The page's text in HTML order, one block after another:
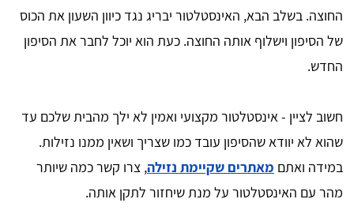
החוצה. בשלב הבא, האינסטלטור יבריג נגד כיוון השעון את הכוס
של הסיפון וישלוף אותה החוצה. כעת הוא יוכל לחבר את הסיפון
החדש.
חשוב לציין - אינסטלטור מקצועי ואמין לא ילך מהבית שלכם עד
שהוא לא יוודא שהסיפון עובד כמו שצריך ושאין ממנו נזילות.
במידה ואתם מאתרים שקיימת נזילה, צרו קשר כמה שיותר
מהר עם האינסטלטור על מנת שיחזור לתקן אותה.